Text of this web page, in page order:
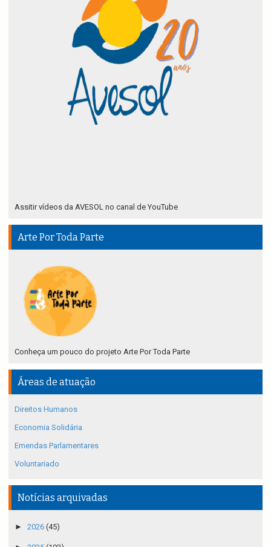
Assitir vídeos da AVESOL no canal de YouTube
Arte Por Toda Parte
Conheça um pouco do projeto Arte Por Toda Parte
Áreas de atuação
Direitos Humanos
Economia Solidária
Emendas Parlamentares
Voluntariado
Notícias arquivadas
► 2026 (45)